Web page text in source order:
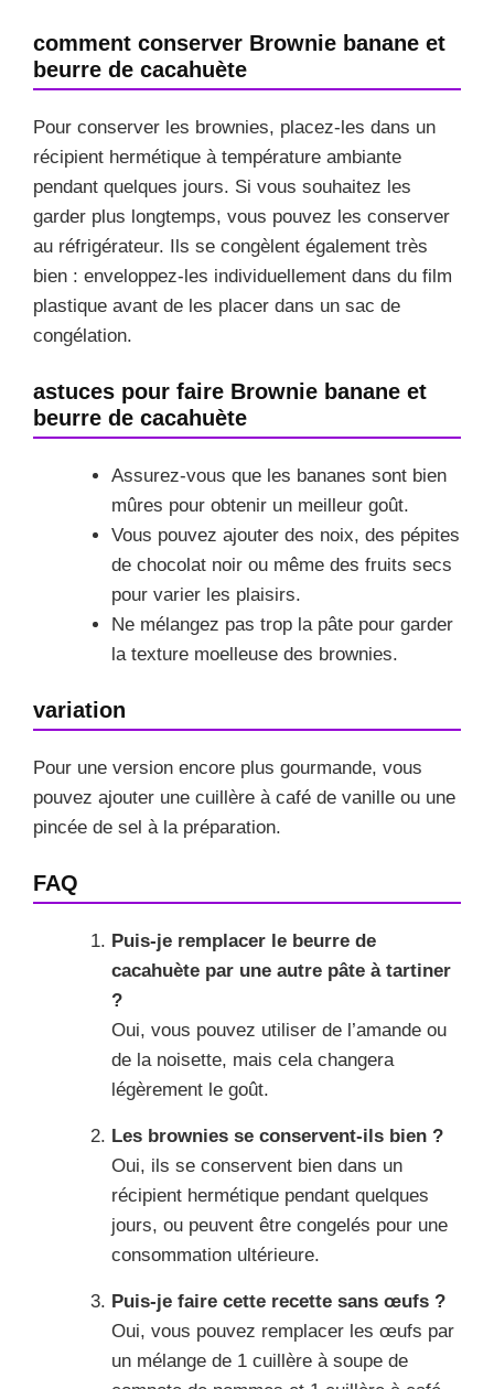
comment conserver Brownie banane et
beurre de cacahuète
Pour conserver les brownies, placez-les dans un
récipient hermétique à température ambiante
pendant quelques jours. Si vous souhaitez les
garder plus longtemps, vous pouvez les conserver
au réfrigérateur. Ils se congèlent également très
bien : enveloppez-les individuellement dans du film
plastique avant de les placer dans un sac de
congélation.
astuces pour faire Brownie banane et
beurre de cacahuète
Assurez-vous que les bananes sont bien
mûres pour obtenir un meilleur goût.
Vous pouvez ajouter des noix, des pépites
de chocolat noir ou même des fruits secs
pour varier les plaisirs.
Ne mélangez pas trop la pâte pour garder
la texture moelleuse des brownies.
variation
Pour une version encore plus gourmande, vous
pouvez ajouter une cuillère à café de vanille ou une
pincée de sel à la préparation.
FAQ
Puis-je remplacer le beurre de
cacahuète par une autre pâte à tartiner
?
Oui, vous pouvez utiliser de l’amande ou
de la noisette, mais cela changera
légèrement le goût.
Les brownies se conservent-ils bien ?
Oui, ils se conservent bien dans un
récipient hermétique pendant quelques
jours, ou peuvent être congelés pour une
consommation ultérieure.
Puis-je faire cette recette sans œufs ?
Oui, vous pouvez remplacer les œufs par
un mélange de 1 cuillère à soupe de